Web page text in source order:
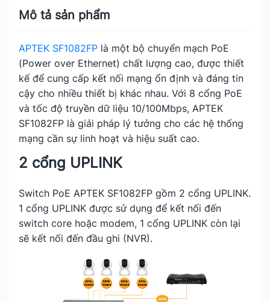
Mô tả sản phẩm
APTEK SF1082FP là một bộ chuyển mạch PoE
(Power over Ethernet) chất lượng cao, được thiết
kế để cung cấp kết nối mạng ổn định và đáng tin
cậy cho nhiều thiết bị khác nhau. Với 8 cổng PoE
và tốc độ truyền dữ liệu 10/100Mbps, APTEK
SF1082FP là giải pháp lý tưởng cho các hệ thống
mạng cần sự linh hoạt và hiệu suất cao.
2 cổng UPLINK
Switch PoE APTEK SF1082FP gồm 2 cổng UPLINK.
1 cổng UPLINK được sử dụng để kết nối đến
switch core hoặc modem, 1 cổng UPLINK còn lại
sẽ kết nối đến đầu ghi (NVR).